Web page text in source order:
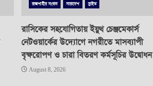
রাজশাহীর সংবাদ সারাদেশ স্লাইড
রাসিকের সহযোগিতায় ইয়ুথ চেঞ্জমেকার্স
নেটওয়ার্কের উদ্যোগে নগরীতে মাসব্যাপী
বৃক্ষরোপণ ও চারা বিতরণ কর্মসূচির উদ্বোধন
August 8, 2026